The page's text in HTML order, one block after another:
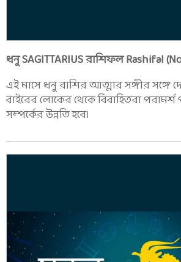
ধনু SAGITTARIUS রাশিফল Rashifal
এই মাসে ধনু রাশির আত্মার সঙ্গীর সঙ্গে
বাইরের লোকের থেকে বিবাহিতরা পরামর্শ
সম্পর্কের উন্নতি হবে।